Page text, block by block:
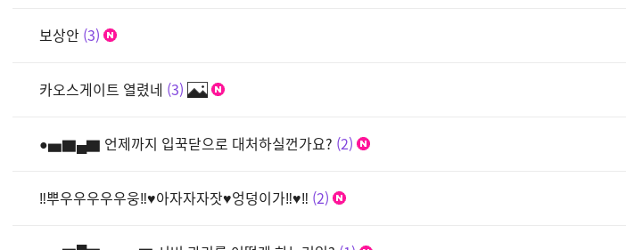
보상안 3
카오스게이트 열렸네 3
●▅▇▄▇ 언제까지 입꾹닫으로 대처하실껀가요? 2
‼뿌우우우우우웅‼♥아자자자잣♥엉덩이가‼♥‼ 2